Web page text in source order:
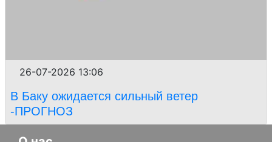
26-07-2026 13:06
В Баку ожидается сильный ветер
-ПРОГНОЗ